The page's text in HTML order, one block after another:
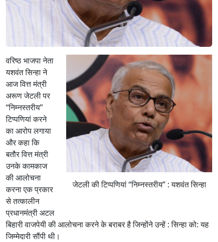
जेटली की टिप्पणियां ‘‘निम्नस्तरीय’’ : यशवंत सिन्हा
वरिष्ठ भाजपा नेता
यशवंत सिन्हा ने
आज वित्त मंत्री
अरूण जेटली पर
‘‘निम्नस्तरीय’’
टिप्पणियां करने
का आरोप लगाया
और कहा कि
बतौर वित्त मंत्री
उनके कामकाज
की आलोचना
करना एक प्रकार
से तत्कालीन
प्रधानमंत्री अटल
बिहारी वाजपेयी की आलोचना करने के बराबर है जिन्होंने उन्हें : सिन्हा को: यह
जिम्मेदारी सौंपी थी।